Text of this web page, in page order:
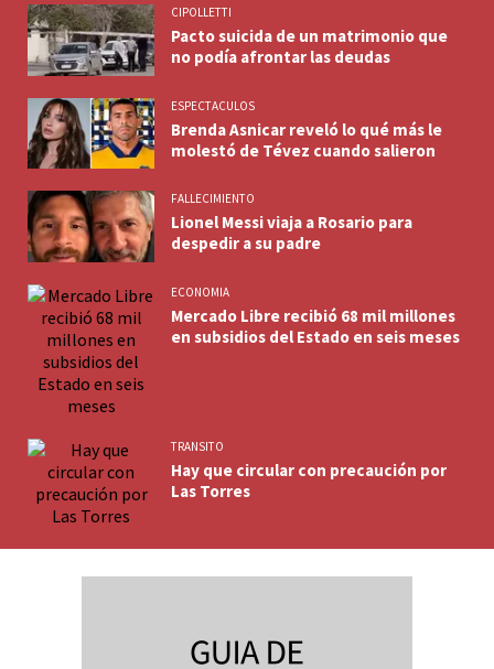
CIPOLLETTI
Pacto suicida de un matrimonio que
no podía afrontar las deudas
ESPECTACULOS
Brenda Asnicar reveló lo qué más le
molestó de Tévez cuando salieron
FALLECIMIENTO
Lionel Messi viaja a Rosario para
despedir a su padre
ECONOMIA
Mercado Libre recibió 68 mil millones
en subsidios del Estado en seis meses
TRANSITO
Hay que circular con precaución por
Las Torres